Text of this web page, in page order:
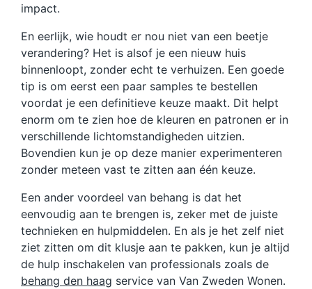
impact.
En eerlijk, wie houdt er nou niet van een beetje
verandering? Het is alsof je een nieuw huis
binnenloopt, zonder echt te verhuizen. Een goede
tip is om eerst een paar samples te bestellen
voordat je een definitieve keuze maakt. Dit helpt
enorm om te zien hoe de kleuren en patronen er in
verschillende lichtomstandigheden uitzien.
Bovendien kun je op deze manier experimenteren
zonder meteen vast te zitten aan één keuze.
Een ander voordeel van behang is dat het
eenvoudig aan te brengen is, zeker met de juiste
technieken en hulpmiddelen. En als je het zelf niet
ziet zitten om dit klusje aan te pakken, kun je altijd
de hulp inschakelen van professionals zoals de
behang den haag service van Van Zweden Wonen.